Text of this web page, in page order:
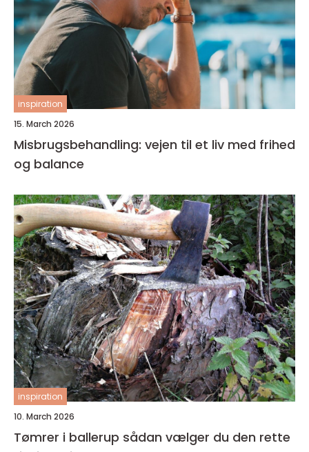
inspiration
15. March 2026
Misbrugsbehandling: vejen til et liv med frihed
og balance
inspiration
10. March 2026
Tømrer i ballerup sådan vælger du den rette